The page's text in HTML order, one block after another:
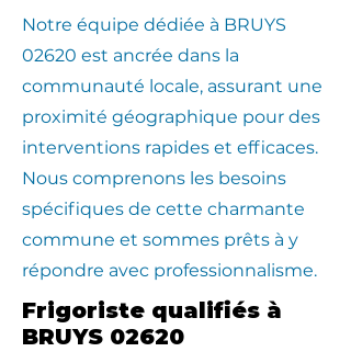
​Notre équipe dédiée à BRUYS
02620 est ancrée dans la
communauté locale, assurant une
proximité géographique pour des
interventions rapides et efficaces.
Nous comprenons les besoins
spécifiques de cette charmante
commune et sommes prêts à y
répondre avec professionnalisme.
Frigoriste qualifiés à
BRUYS 02620